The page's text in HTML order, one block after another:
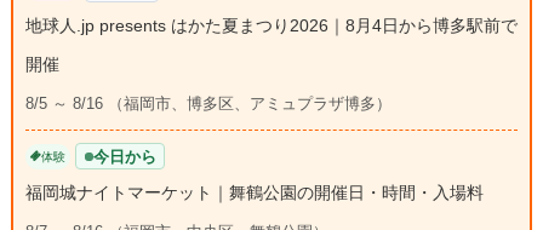
地球人.jp presents はかた夏まつり2026｜8月4日から博多駅前で
開催
8/5 ～ 8/16 （福岡市、博多区、アミュプラザ博多）
体験 今日から
福岡城ナイトマーケット｜舞鶴公園の開催日・時間・入場料